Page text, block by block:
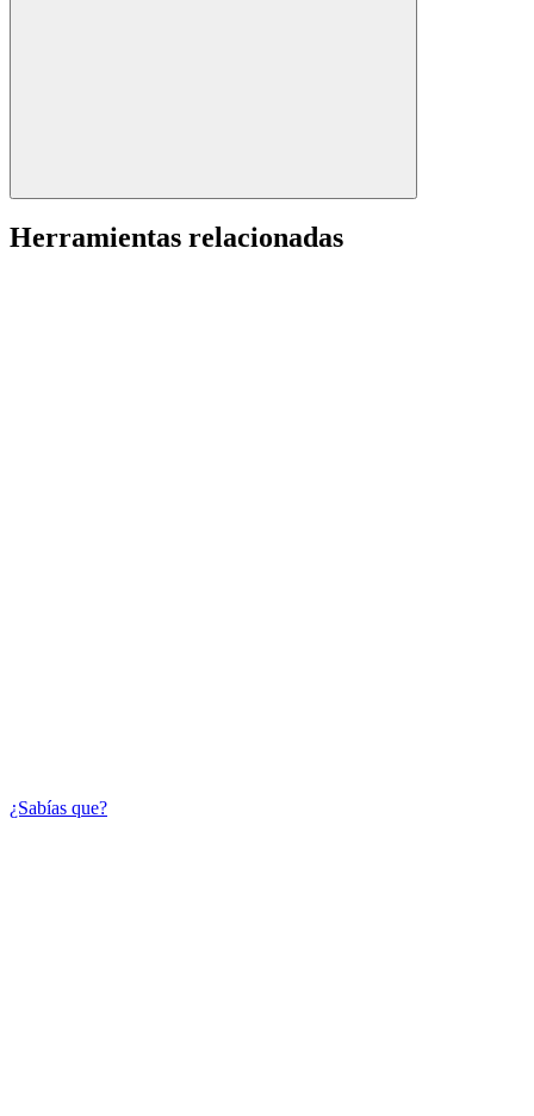
Herramientas relacionadas
¿Sabías que?